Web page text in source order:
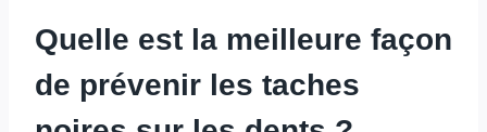
Quelle est la meilleure façon
de prévenir les taches